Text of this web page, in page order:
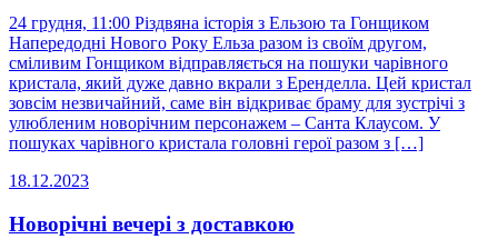
24 грудня, 11:00 Різдвяна історія з Ельзою та Гонщиком
Напередодні Нового Року Ельза разом із своїм другом,
сміливим Гонщиком відправляється на пошуки чарівного
кристала, який дуже давно вкрали з Еренделла. Цей кристал
зовсім незвичайний, саме він відкриває браму для зустрічі з
улюбленим новорічним персонажем – Санта Клаусом. У
пошуках чарівного кристала головні герої разом з […]
18.12.2023
Новорічні вечері з доставкою